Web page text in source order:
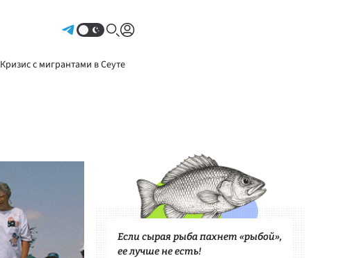
Кризис с мигрантами в Сеуте
Если сырая рыба пахнет «рыбой»,
ее лучше не есть!